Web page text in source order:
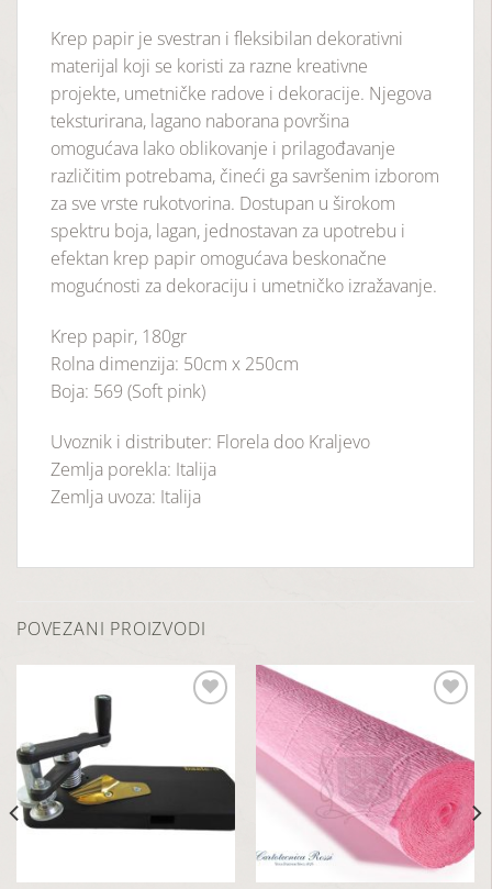
Krep papir je svestran i fleksibilan dekorativni
materijal koji se koristi za razne kreativne
projekte, umetničke radove i dekoracije. Njegova
teksturirana, lagano naborana površina
omogućava lako oblikovanje i prilagođavanje
različitim potrebama, čineći ga savršenim izborom
za sve vrste rukotvorina. Dostupan u širokom
spektru boja, lagan, jednostavan za upotrebu i
efektan krep papir omogućava beskonačne
mogućnosti za dekoraciju i umetničko izražavanje.
Krep papir, 180gr
Rolna dimenzija: 50cm x 250cm
Boja: 569 (Soft pink)
Uvoznik i distributer: Florela doo Kraljevo
Zemlja porekla: Italija
Zemlja uvoza: Italija
POVEZANI PROIZVODI
u
Dodaj
listu
želja